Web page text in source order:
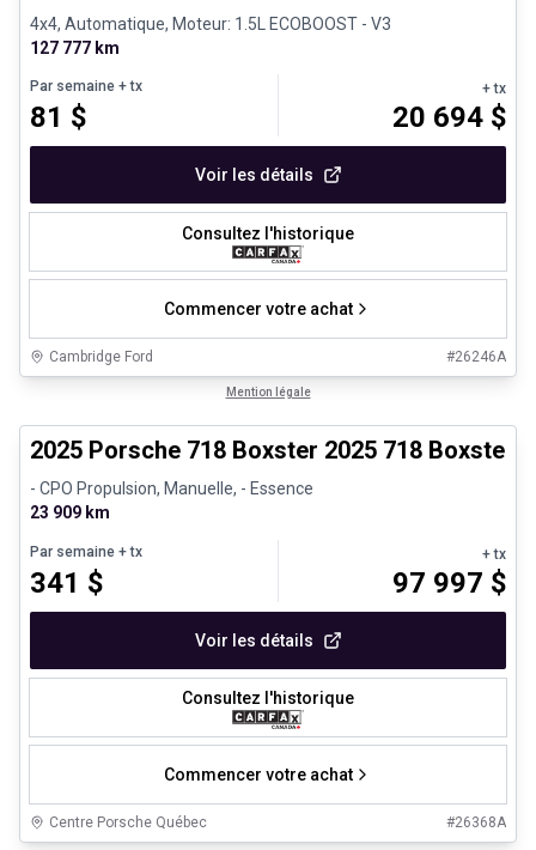
4x4, Automatique, Moteur: 1.5L ECOBOOST - V3
127 777 km
Par semaine + tx
81 $
+ tx
20 694 $
Voir les détails
Consultez l'historique
Commencer votre achat
Cambridge Ford #26246A
Mention légale
Véhicules d'occasion certifiés
2025 Porsche 718 Boxster 2025 718 Boxster -
- CPO Propulsion, Manuelle, - Essence
23 909 km
Par semaine + tx
341 $
+ tx
97 997 $
Voir les détails
Consultez l'historique
Commencer votre achat
Centre Porsche Québec #26368A